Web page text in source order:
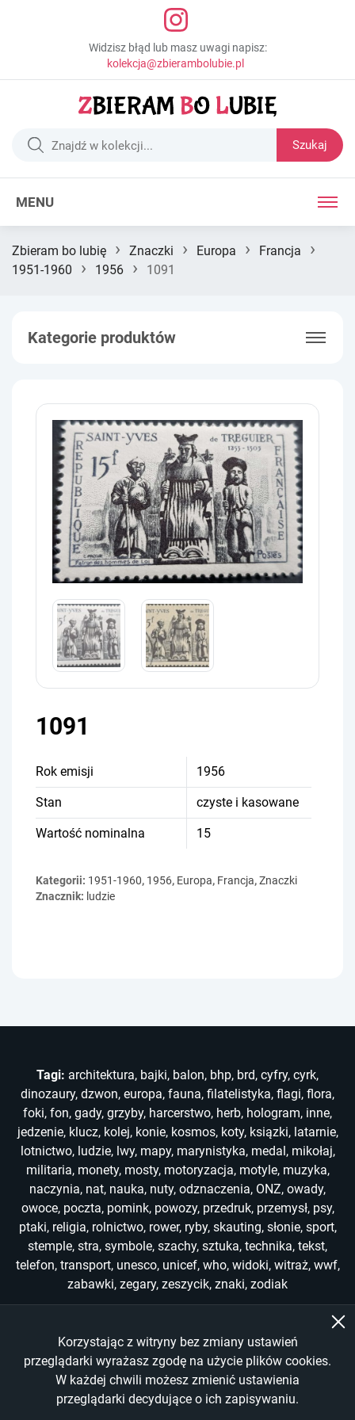
Korzystając z witryny bez zmiany ustawień
przeglądarki wyrażasz zgodę na użycie plików cookies.
W każdej chwili możesz zmienić ustawienia
przeglądarki decydujące o ich zapisywaniu.
Widzisz błąd lub masz uwagi napisz:
kolekcja@zbierambolubie.pl
Szukaj
MENU
Zbieram bo lubię › Znaczki › Europa › Francja ›
1951-1960 › 1956 › 1091
Kategorie produktów
1091
Rok emisji 1956
Stan czyste i kasowane
Wartość nominalna 15
Kategorii: 1951-1960, 1956, Europa, Francja,Znaczki
Znacznik: ludzie
Tagi: architektura, bajki, balon, bhp, brd, cyfry, cyrk,
dinozaury, dzwon, europa, fauna, filatelistyka, flagi, flora,
foki, fon, gady, grzyby, harcerstwo, herb, hologram, inne,
jedzenie, klucz, kolej, konie, kosmos, koty, ksiązki, latarnie,
lotnictwo, ludzie, lwy, mapy, marynistyka, medal, mikołaj,
militaria, monety, mosty, motoryzacja, motyle, muzyka,
naczynia, nat, nauka, nuty, odznaczenia, ONZ, owady,
owoce, poczta, pomink, powozy, przedruk, przemysł, psy,
ptaki, religia, rolnictwo, rower, ryby, skauting, słonie, sport,
stemple, stra, symbole, szachy, sztuka, technika, tekst,
telefon, transport, unesco, unicef, who, widoki, witraż, wwf,
zabawki, zegary, zeszycik, znaki, zodiak
Copyright © 2022-2026
All Rights Reserved
Made byWankom